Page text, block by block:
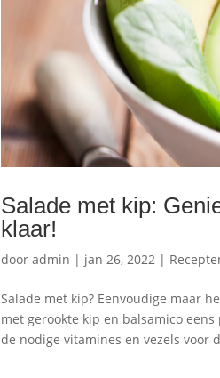
Salade met kip:
klaar!
dooradmin | jan 26, 2022 |
Salade met kip? Eenvoudige maar
met gerookte kip en balsamico
de nodige vitamines en vezels voor